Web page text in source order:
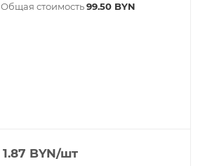
Общая стоимость99.50 BYN
1.87 BYN/шт